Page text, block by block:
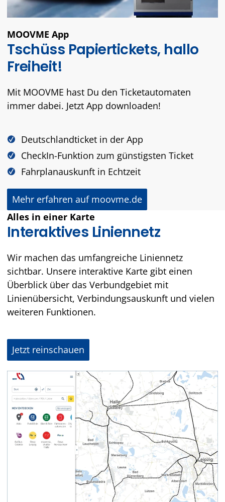
MOOVME App
Tschüss Papiertickets, hallo
Freiheit!
Mit MOOVME hast Du den Ticketautomaten
immer dabei. Jetzt App downloaden!
Deutschlandticket in der App
CheckIn-Funktion zum günstigsten Ticket
Fahrplanauskunft in Echtzeit
Mehr erfahren auf moovme.de
Alles in einer Karte
Interaktives Liniennetz
Wir machen das umfangreiche Liniennetz
sichtbar. Unsere interaktive Karte gibt einen
Überblick über das Verbundgebiet mit
Linienübersicht, Verbindungsauskunft und vielen
weiteren Funktionen.
Jetzt reinschauen